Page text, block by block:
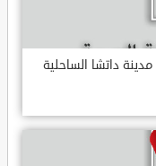
داتشا الساحلية